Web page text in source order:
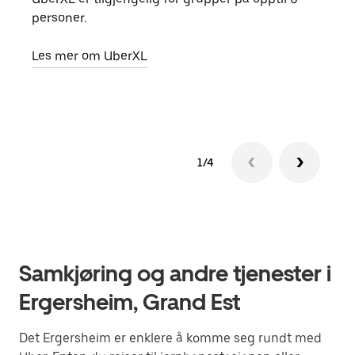
personer.
Les mer om UberXL
1/4
Samkjøring og andre tjenester i
Ergersheim, Grand Est
Det Ergersheim er enklere å komme seg rundt med